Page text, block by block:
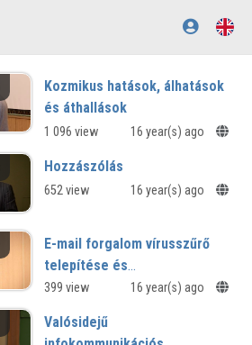
Kozmikus hatások, álhatások
és áthallások
1 096 view 16 year(s) ago
Hozzászólás
652 view 16 year(s) ago
E-mail forgalom vírusszűrő
telepítése és
működtetésének
399 view 16 year(s) ago
Valósidejű